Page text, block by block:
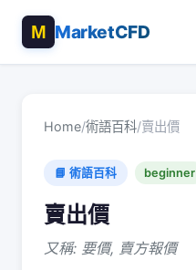
MarketCFD
Home/術語百科/賣出價
📘 術語百科 beginner
賣出價
又稱: 要價, 賣方報價